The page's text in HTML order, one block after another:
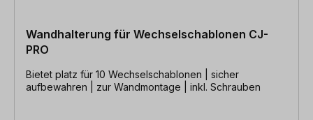
Wandhalterung für Wechselschablonen CJ-
PRO
Bietet platz für 10 Wechselschablonen | sicher
aufbewahren | zur Wandmontage | inkl. Schrauben